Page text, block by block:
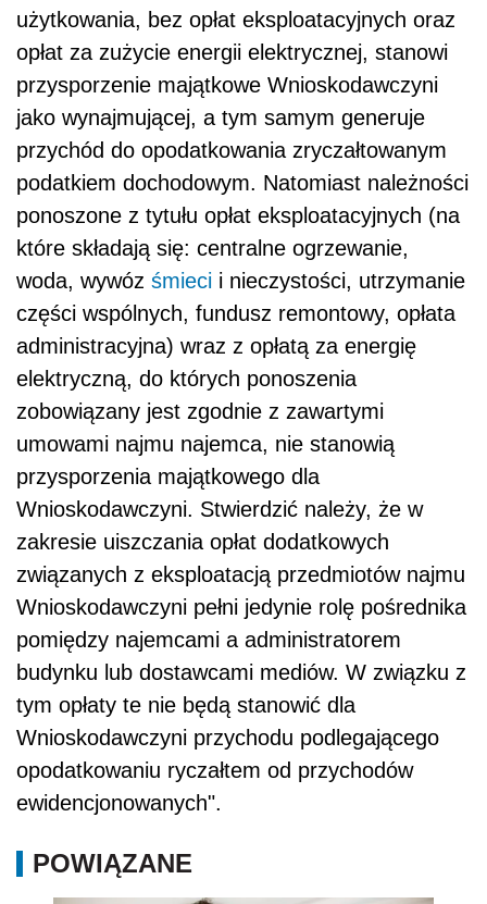
użytkowania, bez opłat eksploatacyjnych oraz
opłat za zużycie energii elektrycznej, stanowi
przysporzenie majątkowe Wnioskodawczyni
jako wynajmującej, a tym samym generuje
przychód do opodatkowania zryczałtowanym
podatkiem dochodowym. Natomiast należności
ponoszone z tytułu opłat eksploatacyjnych (na
które składają się: centralne ogrzewanie,
woda, wywóz śmieci i nieczystości, utrzymanie
części wspólnych, fundusz remontowy, opłata
administracyjna) wraz z opłatą za energię
elektryczną, do których ponoszenia
zobowiązany jest zgodnie z zawartymi
umowami najmu najemca, nie stanowią
przysporzenia majątkowego dla
Wnioskodawczyni. Stwierdzić należy, że w
zakresie uiszczania opłat dodatkowych
związanych z eksploatacją przedmiotów najmu
Wnioskodawczyni pełni jedynie rolę pośrednika
pomiędzy najemcami a administratorem
budynku lub dostawcami mediów. W związku z
tym opłaty te nie będą stanowić dla
Wnioskodawczyni przychodu podlegającego
opodatkowaniu ryczałtem od przychodów
ewidencjonowanych".
POWIĄZANE